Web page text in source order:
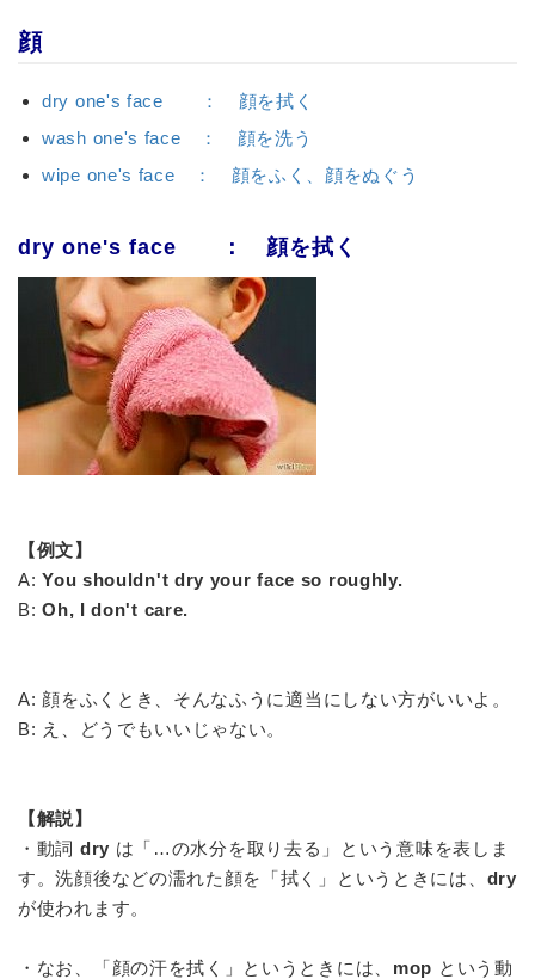
顔
dry one's face ： 顔を拭く
wash one's face ： 顔を洗う
wipe one's face ： 顔をふく、顔をぬぐう
dry one's face ： 顔を拭く
【例文】
A:You shouldn't dry your face so roughly.
B:Oh, I don't care.
A: 顔をふくとき、そんなふうに適当にしない方がいいよ。
B: え、どうでもいいじゃない。
【解説】
・動詞 dry は「…の水分を取り去る」という意味を表しま
す。洗顔後などの濡れた顔を「拭く」というときには、 dry
が使われます。
・なお、「顔の汗を拭く」というときには、 mop という動